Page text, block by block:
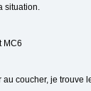
situation.
MC6
coucher, je trouve